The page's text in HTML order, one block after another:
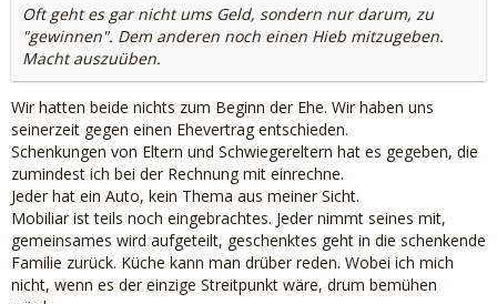
Oft geht es gar nicht ums Geld, sondern nur darum, zu
"gewinnen". Dem anderen noch einen Hieb mitzugeben.
Macht auszuüben.
Wir hatten beide nichts zum Beginn der Ehe. Wir haben uns
seinerzeit gegen einen Ehevertrag entschieden.
Schenkungen von Eltern und Schwiegereltern hat es gegeben, die
zumindest ich bei der Rechnung mit einrechne.
Jeder hat ein Auto, kein Thema aus meiner Sicht.
Mobiliar ist teils noch eingebrachtes. Jeder nimmt seines mit,
gemeinsames wird aufgeteilt, geschenktes geht in die schenkende
Familie zurück. Küche kann man drüber reden. Wobei ich mich
nicht, wenn es der einzige Streitpunkt wäre, drum bemühen